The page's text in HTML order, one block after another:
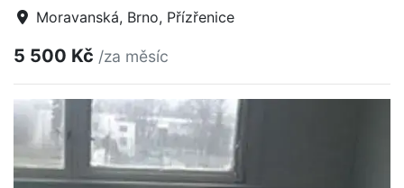
Moravanská, Brno, Přízřenice
5 500 Kč /za měsíc